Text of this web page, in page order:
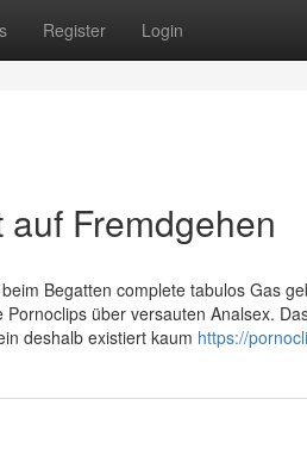
Register Login
Fremdgehen
Begatten complete tabulos Gas
über versauten Analsex.
deshalb existiert kaum https://